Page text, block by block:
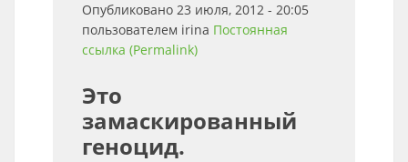
Опубликовано 23 июля, 2012 - 20:05
пользователем irina Постоянная
ссылка (Permalink)
Это
замаскированный
геноцид.